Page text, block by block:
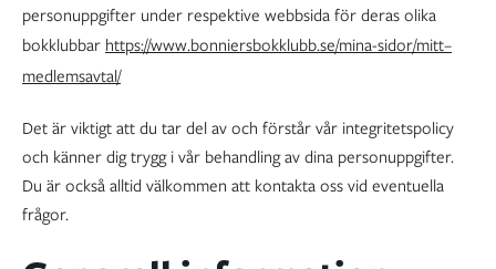
personuppgifter under respektive webbsida för deras olika
bokklubbar https://www.bonniersbokklubb.se/mina-sidor/mitt–
medlemsavtal/
Det är viktigt att du tar del av och förstår vår integritetspolicy
och känner dig trygg i vår behandling av dina personuppgifter.
Du är också alltid välkommen att kontakta oss vid eventuella
frågor.